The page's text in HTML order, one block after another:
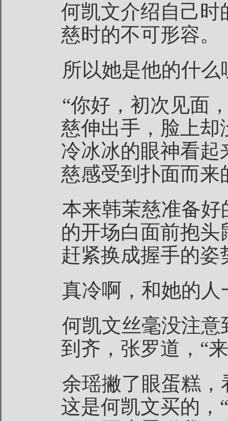
何凯文介绍自己时
慈时的不可形容。
所以她是他的什么
“你好，初次见面
慈伸出手，脸上却
冷冰冰的眼神看起
慈感受到扑面而来
本来韩茉慈准备好
的开场白面前抱
赶紧换成握手的
真冷啊，和她的
何凯文丝毫没注
到齐，张罗道，“
余瑶撇了眼蛋糕
这是何凯文买的，